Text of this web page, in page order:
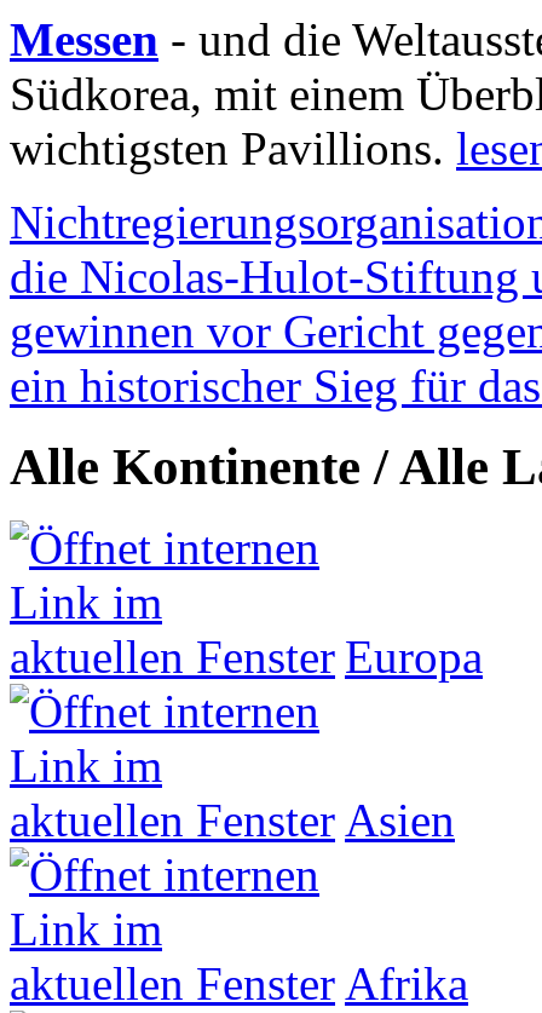
Messen - und die
Südkorea, mit einem
wichtigsten Pavillions.
die Nicolas-Hulot-Stiftung
gewinnen vor Gericht
ein historischer Sieg für
Alle Kontinente / Alle
Europa
Asien
Afrika